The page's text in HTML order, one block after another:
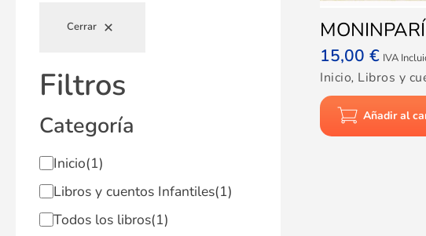
Cerrar
Filtros
Categoría
Inicio(1)
Libros y cuentos Infantiles(1)
Todos los libros(1)
15,00€ IVA
Inicio, Libros y
Añadir al